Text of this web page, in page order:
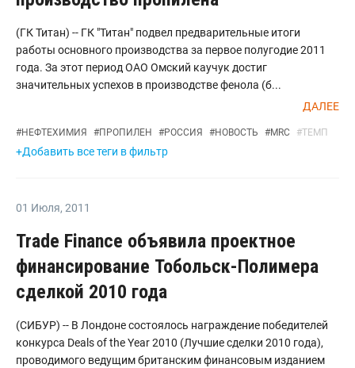
(ГК Титан) -- ГК "Титан" подвел предварительные итоги
работы основного производства за первое полугодие 2011
года. За этот период ОАО Омский каучук достиг
значительных успехов в производстве фенола (б...
ДАЛЕЕ
#НЕФТЕХИМИЯ #ПРОПИЛЕН #РОССИЯ #НОВОСТЬ #MRC #ТЕМП
+Добавить все теги в фильтр
01 Июля, 2011
Trade Finance объявила проектное
финансирование Тобольск-Полимера
сделкой 2010 года
(СИБУР) -- В Лондоне состоялось награждение победителей
конкурса Deals of the Year 2010 (Лучшие сделки 2010 года),
проводимого ведущим британским финансовым изданием